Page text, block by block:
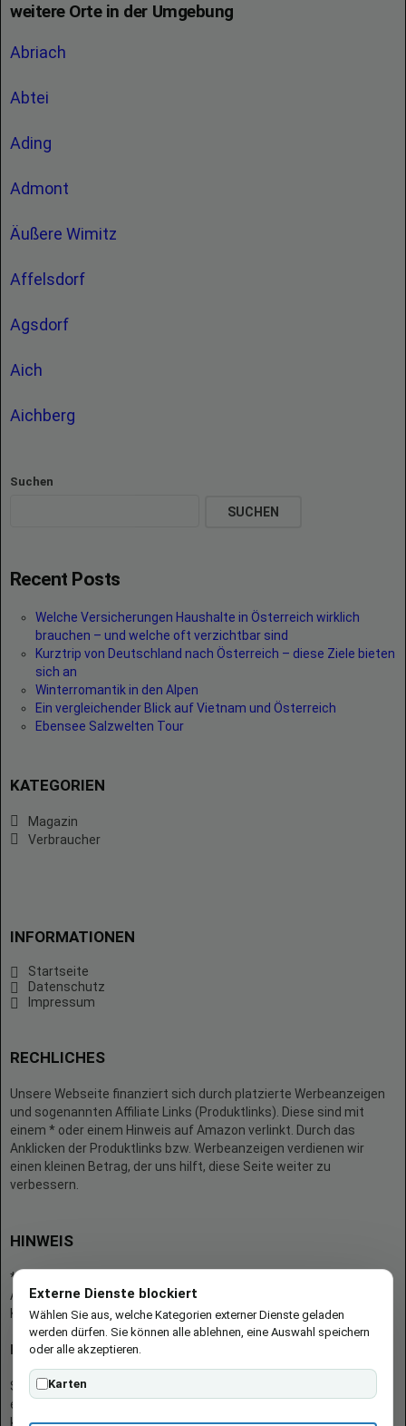
weitere Orte in der Umgebung
Abriach
Abtei
Ading
Admont
Äußere Wimitz
Affelsdorf
Agsdorf
Aich
Aichberg
Suchen
SUCHEN
Recent Posts
Welche Versicherungen Haushalte in Österreich wirklich
brauchen – und welche oft verzichtbar sind
Kurztrip von Deutschland nach Österreich – diese Ziele bieten
sich an
Winterromantik in den Alpen
Ein vergleichender Blick auf Vietnam und Österreich
Ebensee Salzwelten Tour
KATEGORIEN
Magazin
Verbraucher
INFORMATIONEN
Startseite
Datenschutz
Impressum
RECHLICHES
Unsere Webseite finanziert sich durch platzierte Werbeanzeigen
und sogenannten Affiliate Links (Produktlinks). Diese sind mit
einem * oder einem Hinweis auf Amazon verlinkt. Durch das
Anklicken der Produktlinks bzw. Werbeanzeigen verdienen wir
einen kleinen Betrag, der uns hilft, diese Seite weiter zu
verbessern.
HINWEIS
* = Afilliate-Link (=Werbung)
Als Amazon-Partner verdient der Seitenbetreiber an qualifizierten
Käufen.
Hinweis zu Preisen und Verfügbarkeiten
Sofern Produktpreise und Verfügbarkeiten angezeigt werden,
entsprechen diese dem angegebenen Stand (Datum/Uhrzeit) und
können sich auf der verlinkten Seite jederzeit ändern. Für den Kauf
Externe Dienste blockiert
Wählen Sie aus, welche Kategorien externer Dienste geladen
werden dürfen. Sie können alle ablehnen, eine Auswahl speichern
oder alle akzeptieren.
Karten